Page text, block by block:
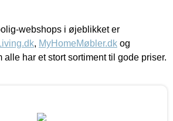
webshops i øjeblikket er
, MyHomeMøbler.dk og
alle har et stort sortiment til gode priser.